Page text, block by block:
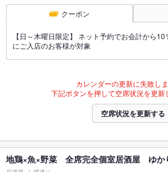
クーポン
【日～木曜日限定】 ネット予約でお会計から
にご入店のお客様が対象
カレンダーの更新に失敗しま
下記ボタンを押して空席状況を更新
空席状況を更新する
地鶏×魚×野菜 全席完全個室居酒屋 ゆか